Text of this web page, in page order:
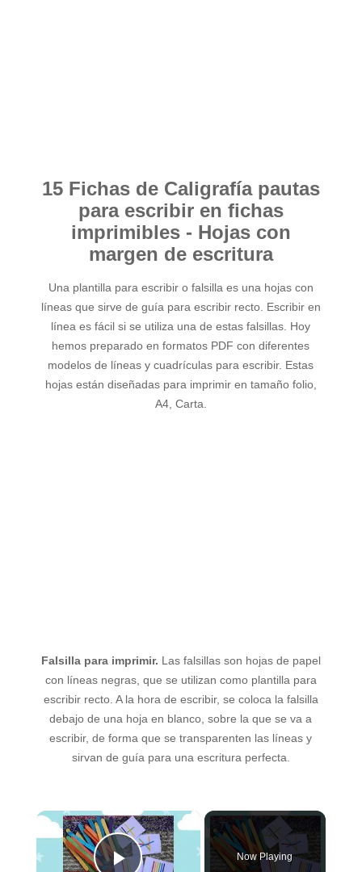
15 Fichas de Caligrafía pautas
para escribir en fichas
imprimibles - Hojas con
margen de escritura
Una plantilla para escribir o falsilla es una hojas con
líneas que sirve de guía para escribir recto. Escribir en
línea es fácil si se utiliza una de estas falsillas. Hoy
hemos preparado en formatos PDF con diferentes
modelos de líneas y cuadrículas para escribir. Estas
hojas están diseñadas para imprimir en tamaño folio,
A4, Carta.
Falsilla para imprimir. Las falsillas son hojas de papel
con líneas negras, que se utilizan como plantilla para
escribir recto. A la hora de escribir, se coloca la falsilla
debajo de una hoja en blanco, sobre la que se va a
escribir, de forma que se transparenten las líneas y
sirvan de guía para una escritura perfecta.
×
Now Playing